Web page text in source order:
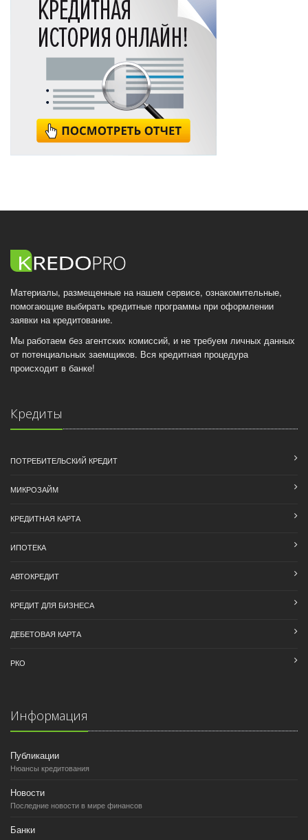
Материалы, размещенные на нашем сервисе, ознакомительные,
помогающие выбирать кредитные программы при оформлении
заявки на кредитование.
Мы работаем без агентских комиссий, и не требуем личных данных
от потенциальных заемщиков. Вся кредитная процедура
происходит в банке!
Кредиты
ПОТРЕБИТЕЛЬСКИЙ КРЕДИТ
МИКРОЗАЙМ
КРЕДИТНАЯ КАРТА
ИПОТЕКА
АВТОКРЕДИТ
КРЕДИТ ДЛЯ БИЗНЕСА
ДЕБЕТОВАЯ КАРТА
РКО
Информация
Публикации
Нюансы кредитования
Новости
Последние новости в мире финансов
Банки